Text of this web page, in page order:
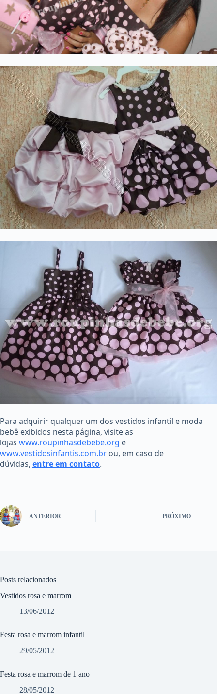
Para adquirir qualquer um dos vestidos infantil e moda
bebê exibidos nesta página, visite as
lojas www.roupinhasdebebe.org e
www.vestidosinfantis.com.br ou, em caso de
dúvidas, entre em contato.
ANTERIOR PRÓXIMO
Posts relacionados
Vestidos rosa e marrom
13/06/2012
Festa rosa e marrom infantil
29/05/2012
Festa rosa e marrom de 1 ano
28/05/2012